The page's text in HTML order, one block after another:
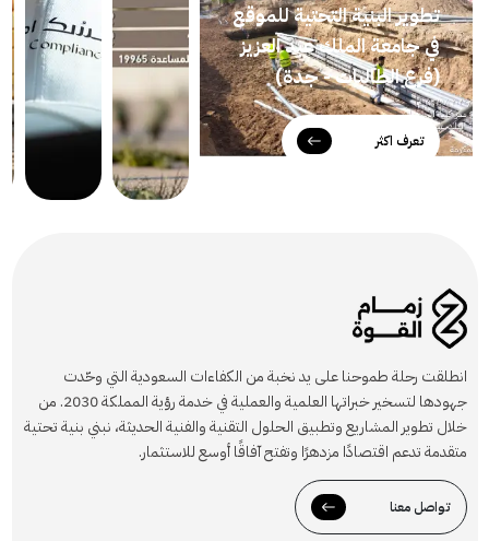
تطوير البنية التحتية للموقع
في جامعة الملك عبد العزيز
(فرع الطالبات - جدة)
تعرف اكثر
انطلقت رحلة طموحنا على يد نخبة من الكفاءات السعودية التي وحّدت
جهودها لتسخير خبراتها العلمية والعملية في خدمة رؤية المملكة 2030. من
خلال تطوير المشاريع وتطبيق الحلول التقنية والفنية الحديثة، نبني بنية تحتية
متقدمة تدعم اقتصادًا مزدهرًا وتفتح آفاقًا أوسع للاستثمار.
تواصل معنا